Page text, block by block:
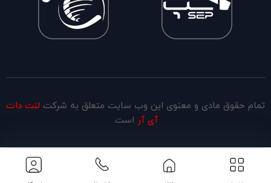
تمام حقوق مادی و معنوی این وب سایت متعلق به شرکت لنت دات
آی آر است.